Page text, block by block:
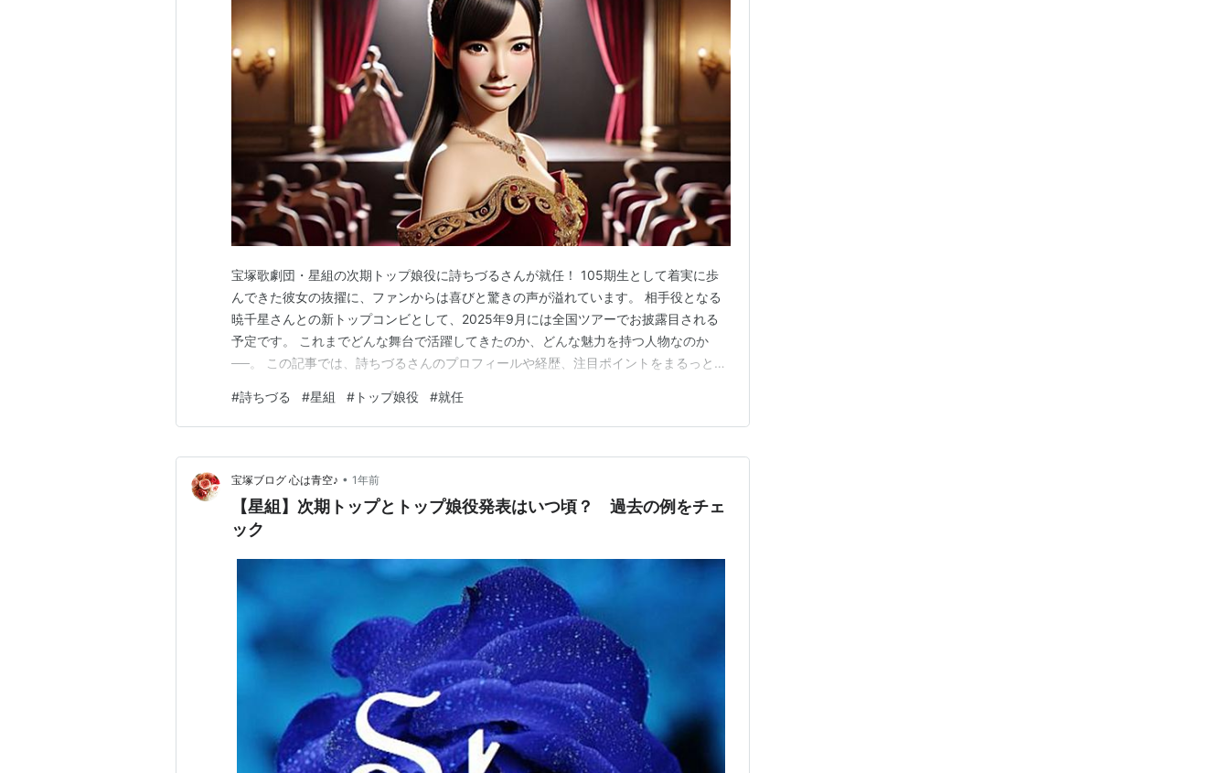
宝塚歌劇団・星組の次期トップ娘役に詩ちづるさんが就任！ 105期生として着実に歩
んできた彼女の抜擢に、ファンからは喜びと驚きの声が溢れています。 相手役となる
暁千星さんとの新トップコンビとして、2025年9月には全国ツアーでお披露目される
予定です。 これまでどんな舞台で活躍してきたのか、どんな魅力を持つ人物なのか
──。 この記事では、詩ちづるさんのプロフィールや経歴、注目ポイントをまるっとご
詩ちづるが星組トップ娘役に就任！注目ポイントまとめ ①詩ちづるのトップ娘役就任
が発表された経緯 ②相手役・暁千星との新コンビ誕…
#詩ちづる #星組 # トップ娘役 #就任
宝塚ブログ 心は青空♪ • 1年前
【星組】次期トップとトップ娘役発表はいつ頃？ 過去の例をチェ
ック